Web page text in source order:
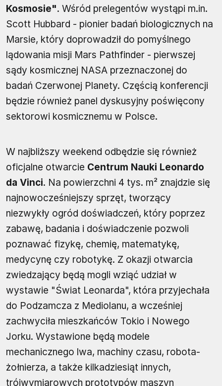
Kosmosie". Wśród prelegentów wystąpi m.in.
Scott Hubbard - pionier badań biologicznych na
Marsie, który doprowadził do pomyślnego
lądowania misji Mars Pathfinder - pierwszej
sądy kosmicznej NASA przeznaczonej do
badań Czerwonej Planety. Częścią konferencji
będzie również panel dyskusyjny poświęcony
sektorowi kosmicznemu w Polsce.
W najbliższy weekend odbędzie się również
oficjalne otwarcie Centrum Nauki Leonardo
da Vinci. Na powierzchni 4 tys. m² znajdzie się
najnowocześniejszy sprzęt, tworzący
niezwykły ogród doświadczeń, który poprzez
zabawę, badania i doświadczenie pozwoli
poznawać fizykę, chemię, matematykę,
medycynę czy robotykę. Z okazji otwarcia
zwiedzający będą mogli wziąć udział w
wystawie "Świat Leonarda", która przyjechała
do Podzamcza z Mediolanu, a wcześniej
zachwyciła mieszkańców Tokio i Nowego
Jorku. Wystawione będą modele
mechanicznego lwa, machiny czasu, robota-
żołnierza, a także kilkadziesiąt innych,
trójwymiarowych prototypów maszyn